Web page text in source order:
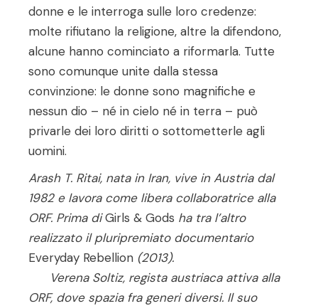
donne e le interroga sulle loro credenze:
molte rifiutano la religione, altre la difendono,
alcune hanno cominciato a riformarla. Tutte
sono comunque unite dalla stessa
convinzione: le donne sono magnifiche e
nessun dio – né in cielo né in terra – può
privarle dei loro diritti o sottometterle agli
uomini.
Arash T. Ritai, nata in Iran, vive in Austria dal
1982 e lavora come libera collaboratrice alla
ORF. Prima diGirls & Gods ha tra l’altro
realizzato il pluripremiato documentario
Everyday Rebellion (2013).
Verena Soltiz, regista austriaca attiva alla
ORF, dove spazia fra generi diversi. Il suo